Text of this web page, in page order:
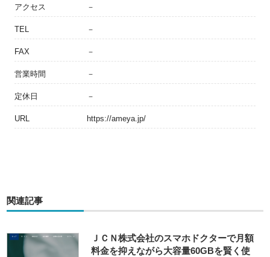
アクセス －
TEL －
FAX －
営業時間 －
定休日 －
URL https://ameya.jp/
関連記事
ＪＣＮ株式会社のスマホドクターで月額
料金を抑えながら大容量60GBを賢く使